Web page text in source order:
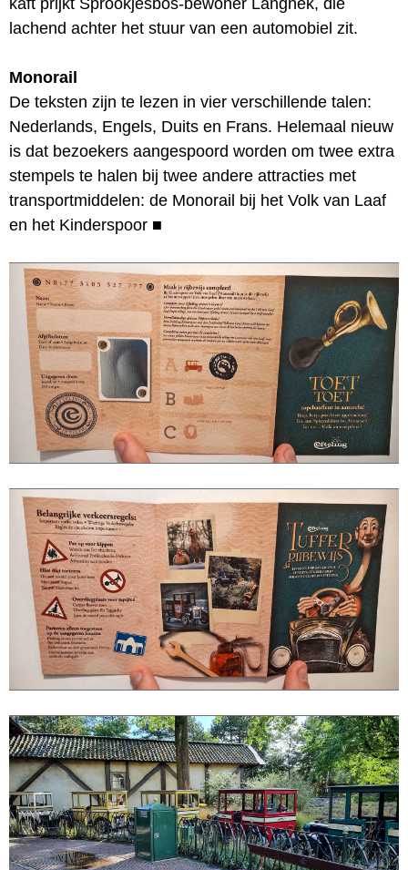
lachend achter het stuur van een automobiel zit.
Monorail
De teksten zijn te lezen in vier verschillende talen:
Nederlands, Engels, Duits en Frans. Helemaal nieuw
is dat bezoekers aangespoord worden om twee extra
stempels te halen bij twee andere attracties met
transportmiddelen: de Monorail bij het Volk van Laaf
en het Kinderspoor ■